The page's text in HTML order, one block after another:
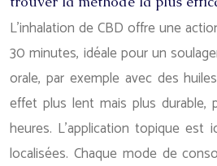
L’inhalation de CBD offre une
30 minutes, idéale pour un
orale, par exemple avec des
effet plus lent mais plus durable,
heures. L’application topique est
localisées. Chaque mode de